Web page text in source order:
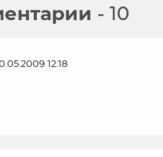
- 10
12:18